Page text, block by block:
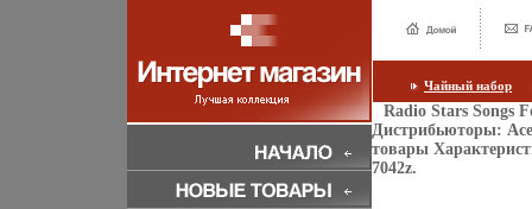
Чайный набор
Radio Stars Songs
Дистрибьюторы:
товары
7042z.